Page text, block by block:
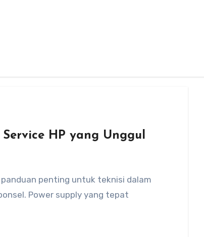
HP yang Unggul
penting untuk teknisi dalam
Power supply yang tepat